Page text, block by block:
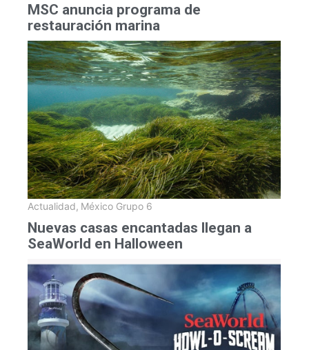
MSC anuncia programa de
restauración marina
Actualidad, México Grupo 6
Nuevas casas encantadas llegan a
SeaWorld en Halloween